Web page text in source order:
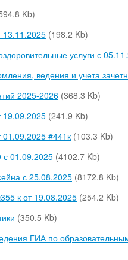
Kb)
13.11.2025 (198.2 Kb)
услуги с
ведения и учета
2025-2026 (368.3 Kb)
19.09.2025 (241.9 Kb)
#441к (103.3 Kb)
с 01.09.2025 (4102.7 Kb)
с 25.08.2025 (8172.8 Kb)
к от 19.08.2025 (254.2 Kb)
(350.5 Kb)
ГИА по